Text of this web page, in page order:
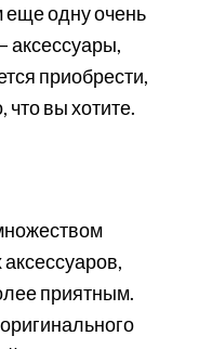
еще одну очень
аксессуары,
приобрести,
что вы хотите.
приятным.